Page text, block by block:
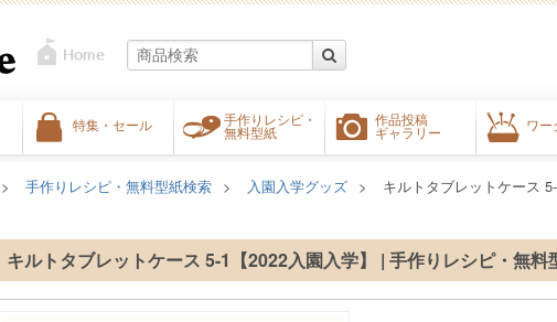
特集・セール
手作りレシピ・
無料型紙
作品投稿
ギャラリー
ワー
手作りレシピ・無料型紙検索 入園入学グッズ キルトタブレットケース
キルトタブレットケース 5-1【2022入園入学】 | 手作りレシピ・無料